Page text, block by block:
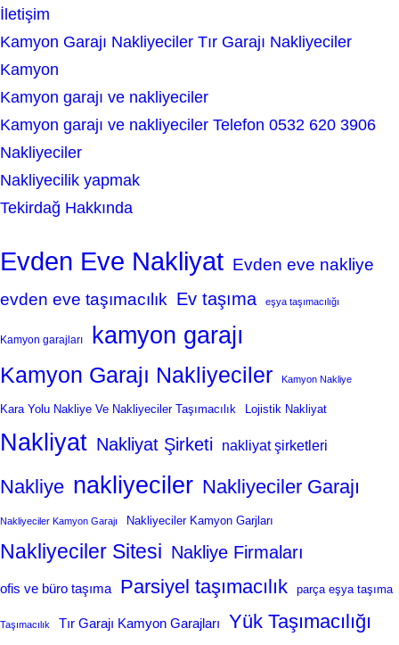
İletişim
Kamyon Garajı Nakliyeciler Tır Garajı Nakliyeciler
Kamyon
Kamyon garajı ve nakliyeciler
Kamyon garajı ve nakliyeciler Telefon 0532 620 3906
Nakliyeciler
Nakliyecilik yapmak
Tekirdağ Hakkında
Evden Eve Nakliyat Evden eve nakliye
evden eve taşımacılık Ev taşıma eşya taşımacılığı
Kamyon garajları kamyon garajı
Kamyon Garajı Nakliyeciler Kamyon Nakliye
Kara Yolu Nakliye Ve Nakliyeciler Taşımacılık Lojistik Nakliyat
Nakliyat Nakliyat Şirketi nakliyat şirketleri
Nakliye nakliyeciler Nakliyeciler Garajı
Nakliyeciler Kamyon Garajı Nakliyeciler Kamyon Garjları
Nakliyeciler Sitesi Nakliye Firmaları
ofis ve büro taşıma Parsiyel taşımacılık parça eşya taşıma
Taşımacılık Tır Garajı Kamyon Garajları Yük Taşımacılığı